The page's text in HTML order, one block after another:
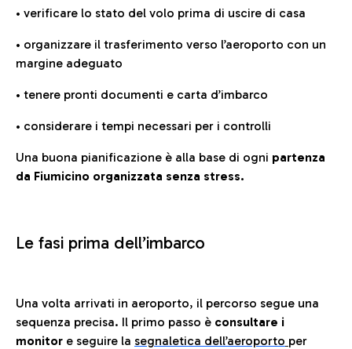
• verificare lo stato del volo prima di uscire di casa
• organizzare il trasferimento verso l’aeroporto con un
margine adeguato
• tenere pronti documenti e carta d’imbarco
• considerare i tempi necessari per i controlli
Una buona pianificazione è alla base di ogni partenza
da Fiumicino organizzata senza stress.
Le fasi prima dell’imbarco
Una volta arrivati in aeroporto, il percorso segue una
sequenza precisa. Il primo passo è consultare i
monitor e seguire la segnaletica dell’aeroporto per